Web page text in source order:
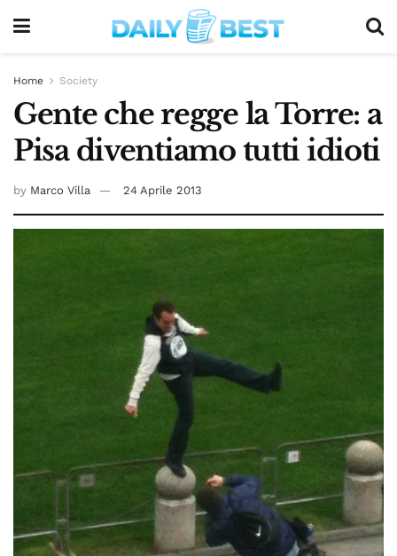
Home Society
Gente che regge la Torre: a
Pisa diventiamo tutti idioti
by Marco Villa 24 Aprile 2013